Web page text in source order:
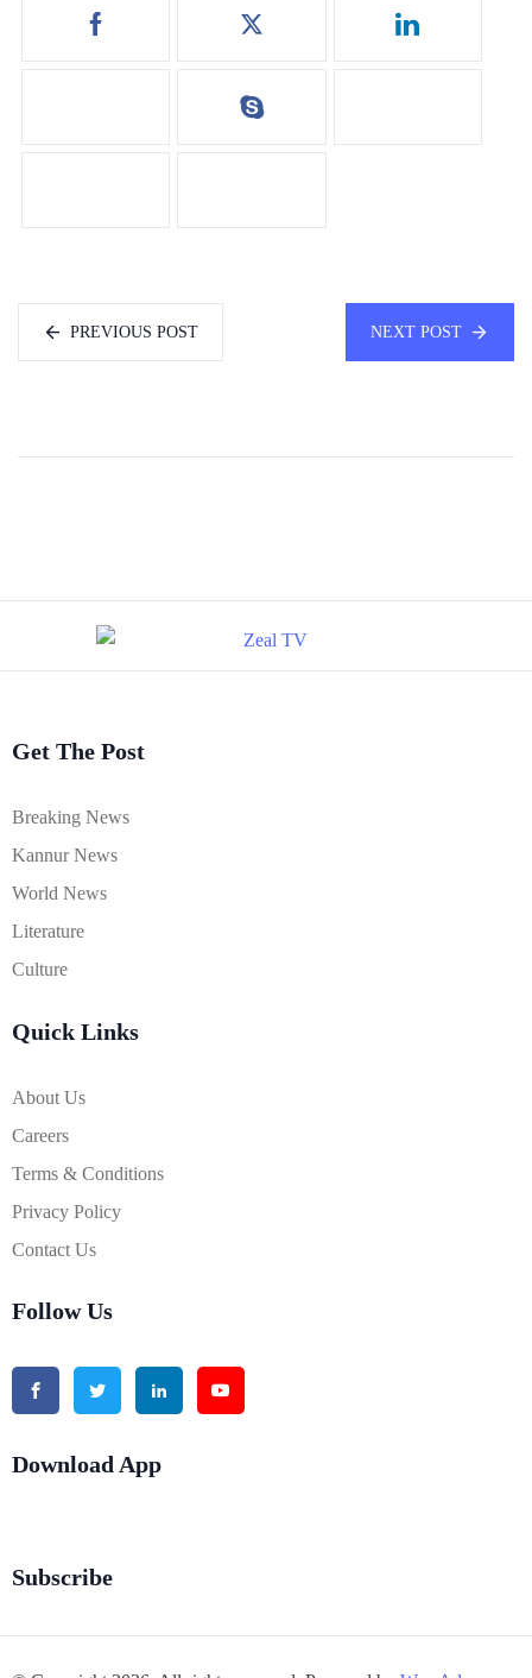
PREVIOUS POST NEXT POST
Get The Post
Breaking News
Kannur News
World News
Literature
Culture
Quick Links
About Us
Careers
Terms & Conditions
Privacy Policy
Contact Us
Follow Us
Download App
Subscribe